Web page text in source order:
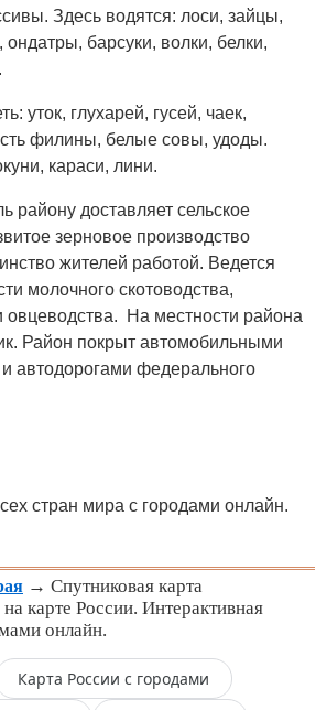
Здесь водятся: лоси, зайцы,
ондатры, барсуки, волки, белки,
уток, глухарей, гусей, чаек,
филины, белые совы, удоды.
караси, лини.
доставляет сельское
зерновое производство
жителей работой. Ведется
молочного скотоводства,
овцеводства. На местности района
Район покрыт автомобильными
автодорогами федерального
стран мира с городами онлайн.
→ Спутниковая карта
карте России. Интерактивная
онлайн.
Карта России с городами